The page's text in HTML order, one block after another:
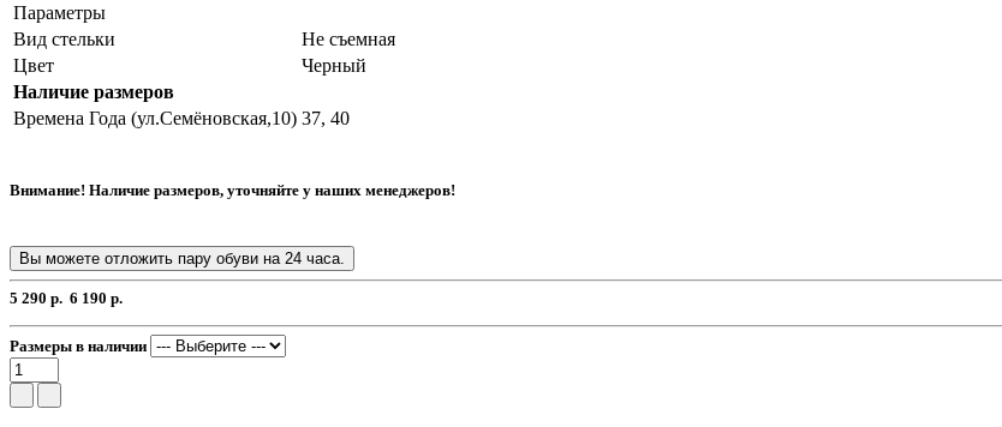
Параметры
Вид стельки
Не съемная
Цвет
Черный
Наличие размеров
Времена Года (ул.Семёновская,10) 37, 40
Внимание! Наличие размеров, уточняйте у наших менеджеров!
Вы можете отложить пару обуви на 24 часа.
5 290 р. 6 190 р.
Размеры в наличии